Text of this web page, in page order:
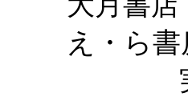
え・ら書
実教